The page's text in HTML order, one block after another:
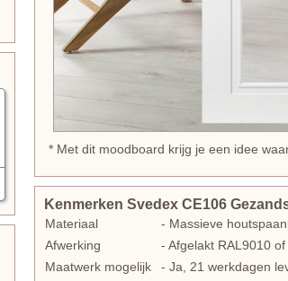
* Met dit moodboard krijg je een idee
Kenmerken Svedex CE106
Materiaal
- Massieve
Afwerking
- Afgelakt RAL9010
Maatwerk mogelijk
- Ja, 21 werkdagen